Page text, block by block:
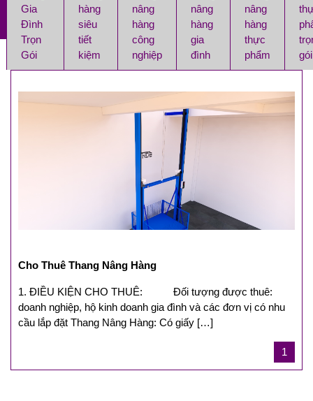
Gia
Đình
Trọn
Gói
hàng
siêu
tiết
kiệm
nâng
hàng
công
nghiệp
nâng
hàng
gia
đình
nâng
hàng
thực
phẩm
gói
Cho Thuê Thang Nâng Hàng
1. ĐIỀU KIỆN CHO THUÊ: Đối tượng được thuê:
doanh nghiệp, hộ kinh doanh gia đình và các đơn vị có nhu
cầu lắp đặt Thang Nâng Hàng: Có giấy […]
1